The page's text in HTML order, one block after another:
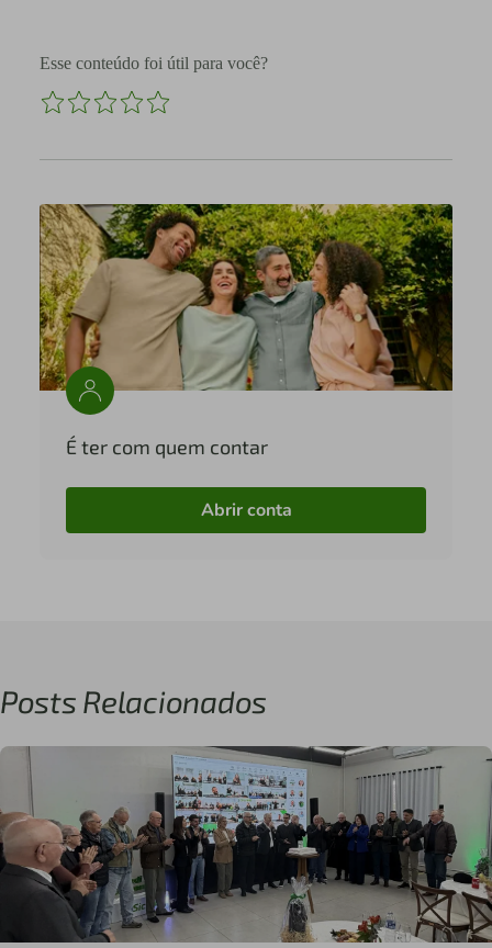
Esse conteúdo foi útil para você?
É ter com quem contar
Abrir conta
Posts Relacionados